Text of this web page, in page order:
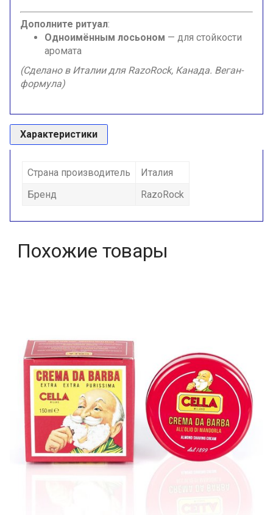
Дополните ритуал:
Одноимённым лосьоном — для стойкости
аромата
(Сделано в Италии для RazoRock, Канада. Веган-
формула)
Характеристики
Страна производитель
Италия
Бренд
RazoRock
Похожие товары